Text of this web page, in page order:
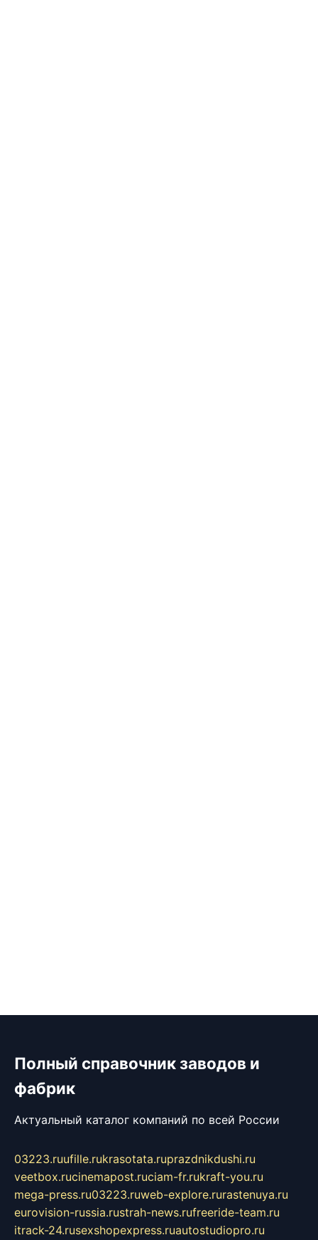
Полный справочник заводов и
фабрик
Актуальный каталог компаний по всей России
03223.ruufille.rukrasotata.ruprazdnikdushi.ru
veetbox.rucinemapost.ruciam-fr.rukraft-you.ru
mega-press.ru03223.ruweb-explore.rurastenuya.ru
eurovision-russia.rustrah-news.rufreeride-team.ru
itrack-24.rusexshopexpress.ruautostudiopro.ru